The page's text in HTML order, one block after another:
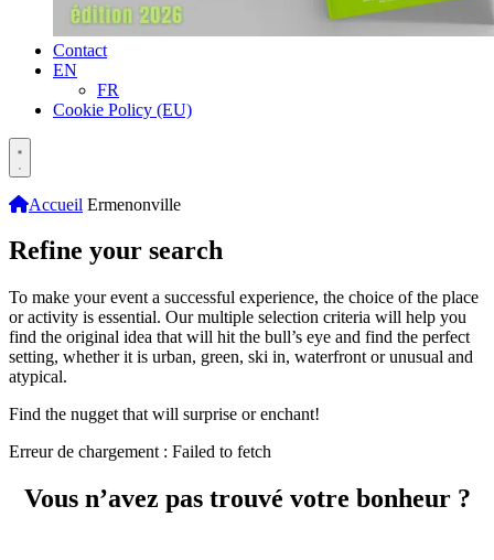
Contact
EN
FR
Cookie Policy (EU)
Accueil Ermenonville
Refine your search
To make your event a successful experience, the choice of the place
or activity is essential. Our multiple selection criteria will help you
find the original idea that will hit the bull’s eye and find the perfect
setting, whether it is urban, green, ski in, waterfront or unusual and
atypical.
Find the nugget that will surprise or enchant!
Erreur de chargement : Failed to fetch
Vous n’avez pas trouvé votre bonheur ?